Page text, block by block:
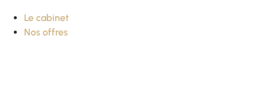
Le cabinet
Nos offres